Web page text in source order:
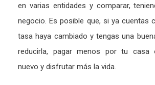
en varias entidades y comparar,
negocio. Es posible que, si ya cuentas
tasa haya cambiado y tengas una
reducirla, pagar menos por tu casa
nuevo y disfrutar más la vida.